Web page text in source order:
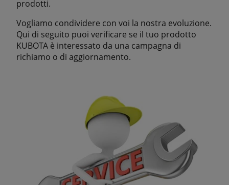
prodotti.
Vogliamo condividere con voi la nostra evoluzione.
Qui di seguito puoi verificare se il tuo prodotto
KUBOTA è interessato da una campagna di
richiamo o di aggiornamento.